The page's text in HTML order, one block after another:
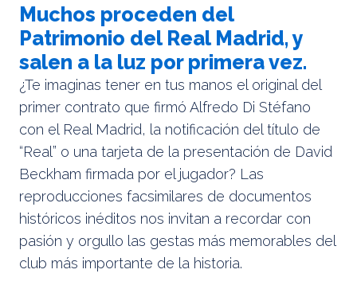
Muchos proceden del
Patrimonio del Real Madrid, y
salen a la luz por primera vez.
¿Te imaginas tener en tus manos el original del
primer contrato que firmó Alfredo Di Stéfano
con el Real Madrid, la notificación del título de
“Real” o una tarjeta de la presentación de David
Beckham firmada por el jugador? Las
reproducciones facsimilares de documentos
históricos inéditos nos invitan a recordar con
pasión y orgullo las gestas más memorables del
club más importante de la historia.